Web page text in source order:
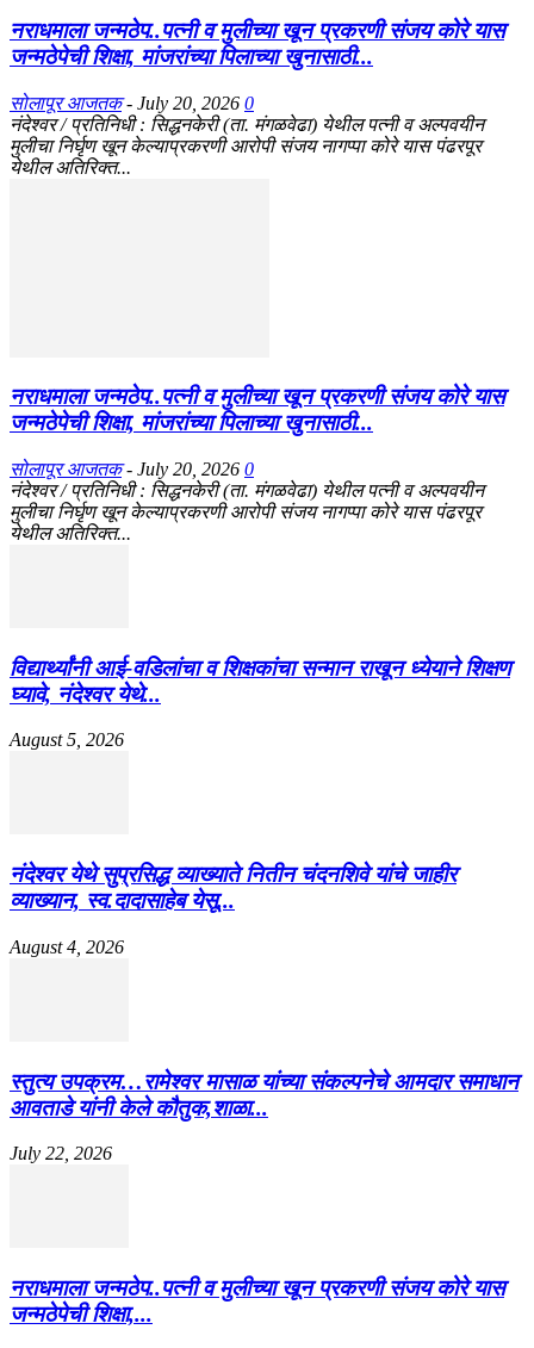
नराधमाला जन्मठेप..पत्नी व मुलीच्या खून प्रकरणी संजय कोरे यास
जन्मठेपेची शिक्षा, मांजरांच्या पिलाच्या खुनासाठी...
सोलापूर आजतक - July 20, 2026 0
नंदेश्वर / प्रतिनिधी : सिद्धनकेरी (ता. मंगळवेढा) येथील पत्नी व अल्पवयीन
मुलीचा निर्घृण खून केल्याप्रकरणी आरोपी संजय नागप्पा कोरे यास पंढरपूर
येथील अतिरिक्त...
नराधमाला जन्मठेप..पत्नी व मुलीच्या खून प्रकरणी संजय कोरे यास
जन्मठेपेची शिक्षा, मांजरांच्या पिलाच्या खुनासाठी...
सोलापूर आजतक - July 20, 2026 0
नंदेश्वर / प्रतिनिधी : सिद्धनकेरी (ता. मंगळवेढा) येथील पत्नी व अल्पवयीन
मुलीचा निर्घृण खून केल्याप्रकरणी आरोपी संजय नागप्पा कोरे यास पंढरपूर
येथील अतिरिक्त...
विद्यार्थ्यांनी आई-वडिलांचा व शिक्षकांचा सन्मान राखून ध्येयाने शिक्षण
घ्यावे, नंदेश्वर येथे...
August 5, 2026
नंदेश्वर येथे सुप्रसिद्ध व्याख्याते नितीन चंदनशिवे यांचे जाहीर
व्याख्यान, स्व.दादासाहेब येसू...
August 4, 2026
स्तुत्य उपक्रम…रामेश्वर मासाळ यांच्या संकल्पनेचे आमदार समाधान
आवताडे यांनी केले कौतुक,शाळा...
July 22, 2026
नराधमाला जन्मठेप..पत्नी व मुलीच्या खून प्रकरणी संजय कोरे यास
जन्मठेपेची शिक्षा,...